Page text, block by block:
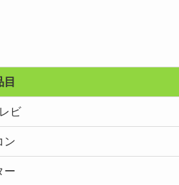
目
ビ
ン
ー